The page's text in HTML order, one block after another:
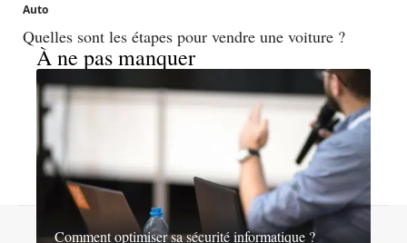
Auto
Quelles sont les étapes pour vendre une voiture ?
À ne pas manquer
Comment optimiser sa sécurité informatique ?
Mentions légales Sitemap